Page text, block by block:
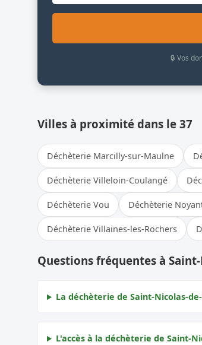
🔒 Vos
Villes à proximité dans le 37
Déchèterie Marcilly-sur-Maulne
Déchèterie Villeloin-Coulangé
Déchèterie Vou Déchèterie
Déchèterie Villaines-les-Rochers
Questions fréquentes à
La déchèterie de Saint-Nicolas-
L'accès à la déchèterie de Saint-